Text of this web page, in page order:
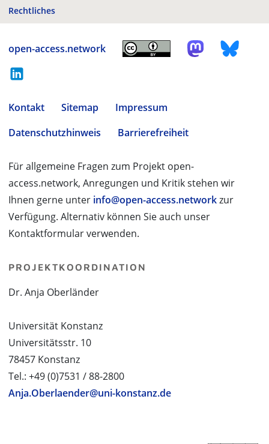
Rechtliches
open-access.network
Kontakt Sitemap
Impressum
Datenschutzhinweis
Barrierefreiheit
Für allgemeine Fragen zum Projekt open-
access.network, Anregungen und Kritik stehen wir
Ihnen gerne unter info@open-access.networkzur
Verfügung. Alternativ können Sie auch unser
Kontaktformular verwenden.
PROJEKTKOORDINATION
Dr. Anja Oberländer
Universität Konstanz
Universitätsstr. 10
78457 Konstanz
Tel.: +49 (0)7531 / 88-2800
Anja.Oberlaender@uni-konstanz.de